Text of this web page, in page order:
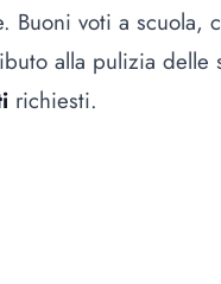
Buoni voti a scuola,
alla pulizia
richiesti.